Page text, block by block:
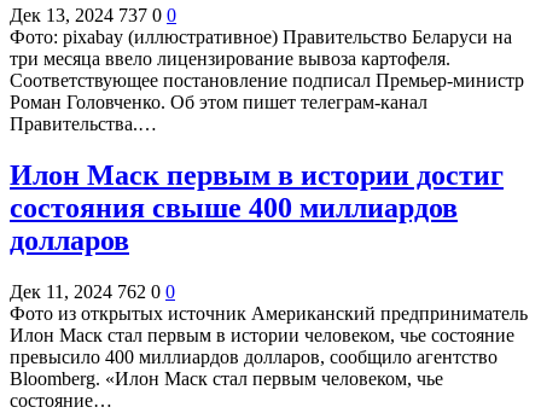
Дек 13, 2024 737 0 0
Фото: pixabay (иллюстративное) Правительство Беларуси на
три месяца ввело лицензирование вывоза картофеля.
Соответствующее постановление подписал Премьер-министр
Роман Головченко. Об этом пишет телеграм-канал
Правительства.…
Илон Маск первым в истории достиг
состояния свыше 400 миллиардов
долларов
Дек 11, 2024 762 0 0
Фото из открытых источник Американский предприниматель
Илон Маск стал первым в истории человеком, чье состояние
превысило 400 миллиардов долларов, сообщило агентство
Bloomberg. «Илон Маск стал первым человеком, чье
состояние…